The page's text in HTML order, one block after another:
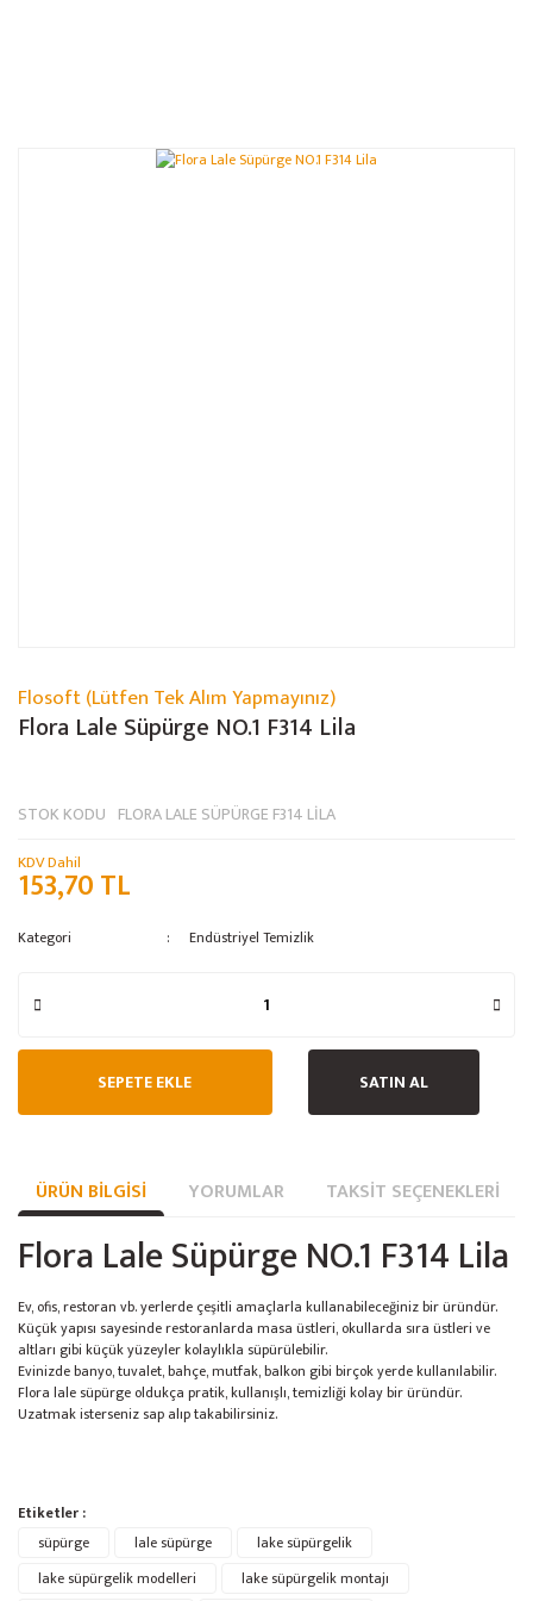
Flosoft (Lütfen Tek Alım Yapmayınız)
Flora Lale Süpürge NO.1 F314 Lila
STOK KODU FLORA LALE SÜPÜRGE F314 LİLA
KDV Dahil
153,70 TL
Kategori Endüstriyel Temizlik
SEPETE EKLE SATIN AL
ÜRÜN BILGISI YORUMLAR TAKSIT SEÇENEKLERI
Flora Lale Süpürge NO.1 F314 Lila
Ev, ofis, restoran vb. yerlerde çeşitli amaçlarla kullanabileceğiniz bir üründür.
Küçük yapısı sayesinde restoranlarda masa üstleri, okullarda sıra üstleri ve
altları gibi küçük yüzeyler kolaylıkla süpürülebilir.
Evinizde banyo, tuvalet, bahçe, mutfak, balkon gibi birçok yerde kullanılabilir.
Flora lale süpürge oldukça pratik, kullanışlı, temizliği kolay bir üründür.
Uzatmak isterseniz sap alıp takabilirsiniz.
Bu ürüne ilk yorumu siz yapın!
Ürün hakkında henüz soru sorulmamış.
Bu ürünün fiyat bilgisi, resim, ürün açıklamalarında ve diğer konularda
yetersiz gördüğünüz noktaları öneri formunu kullanarak tarafımıza
iletebilirsiniz.
Görüş ve önerileriniz için teşekkür ederiz.
Etiketler :
süpürge
lale süpürge
lake süpürgelik
lake süpürgelik modelleri
lake süpürgelik montajı